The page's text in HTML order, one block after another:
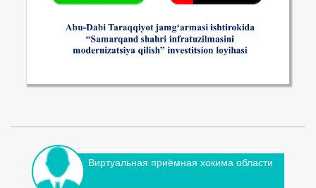
Виртуальная приёмная хокима области